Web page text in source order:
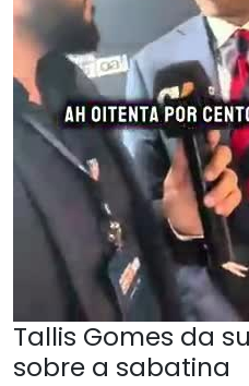
Tallis Gomes da
sobre a sabatina